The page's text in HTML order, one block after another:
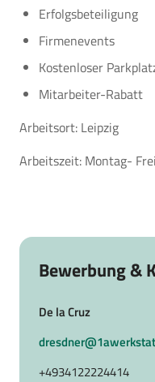
Erfolgsbeteiligung
Firmenevents
Kostenloser
Mitarbeiter-Rabatt
Arbeitsort: Leipzig
Arbeitszeit: Montag-
Bewerbung &
De la Cruz
+4934122224414